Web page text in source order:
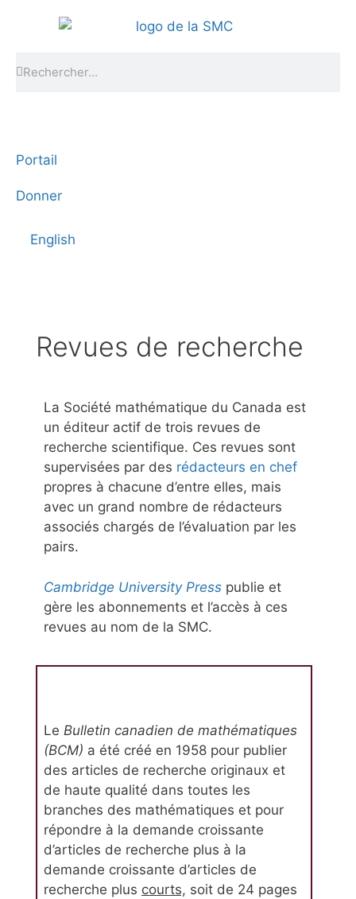
Portail
Donner
English
Revues de recherche
La Société mathématique du Canada est
un éditeur actif de trois revues de
recherche scientifique. Ces revues sont
supervisées par des rédacteurs en chef
propres à chacune d’entre elles, mais
avec un grand nombre de rédacteurs
associés chargés de l’évaluation par les
pairs.
Cambridge University Press publie et
gère les abonnements et l’accès à ces
revues au nom de la SMC.
Le Bulletin canadien de mathématiques
(BCM) a été créé en 1958 pour publier
des articles de recherche originaux et
de haute qualité dans toutes les
branches des mathématiques et pour
répondre à la demande croissante
d’articles de recherche plus à la
demande croissante d’articles de
recherche plus courts, soit de 24 pages